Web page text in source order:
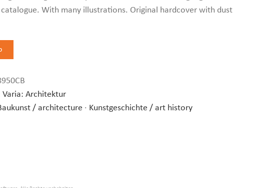
With many illustrations. Original hardcover with dust
Varia: Architektur
/ architecture · Kunstgeschichte / art history